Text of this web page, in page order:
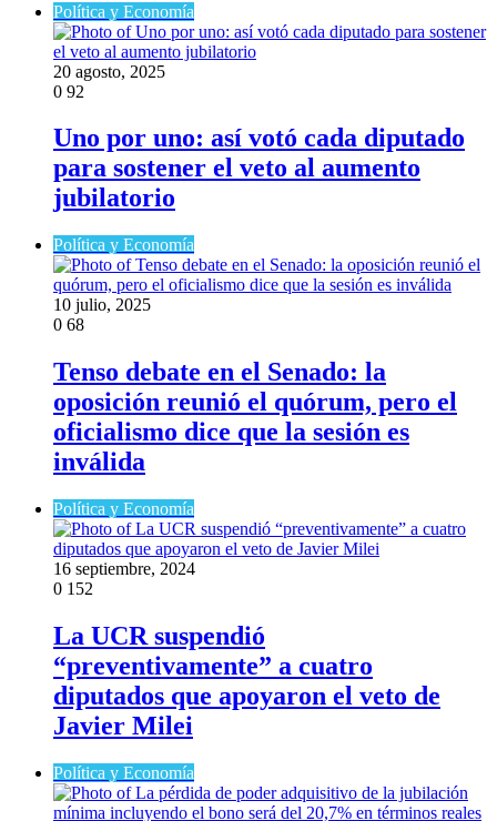
Política y Economía
20 agosto, 2025
0 92
Uno por uno: así votó cada diputado
para sostener el veto al aumento
jubilatorio
Política y Economía
10 julio, 2025
0 68
Tenso debate en el Senado: la
oposición reunió el quórum, pero el
oficialismo dice que la sesión es
inválida
Política y Economía
16 septiembre, 2024
0 152
La UCR suspendió
“preventivamente” a cuatro
diputados que apoyaron el veto de
Javier Milei
Política y Economía